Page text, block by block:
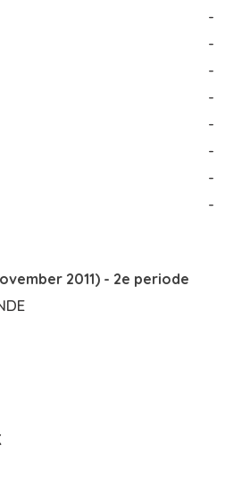
-
-
-
-
-
-
-
-
2011) - 2e periode